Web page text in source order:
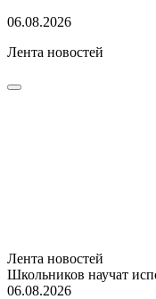
06.08.2026
Лента новостей
Лента новостей
Школьников научат
06.08.2026